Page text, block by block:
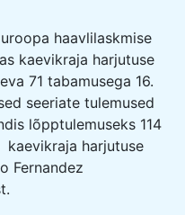
haavlilaskmise
kaevikraja harjutuse
71 tabamusega 16.
seeriate tulemused
lõpptulemuseks 114
kaevikraja harjutuse
Fernandez